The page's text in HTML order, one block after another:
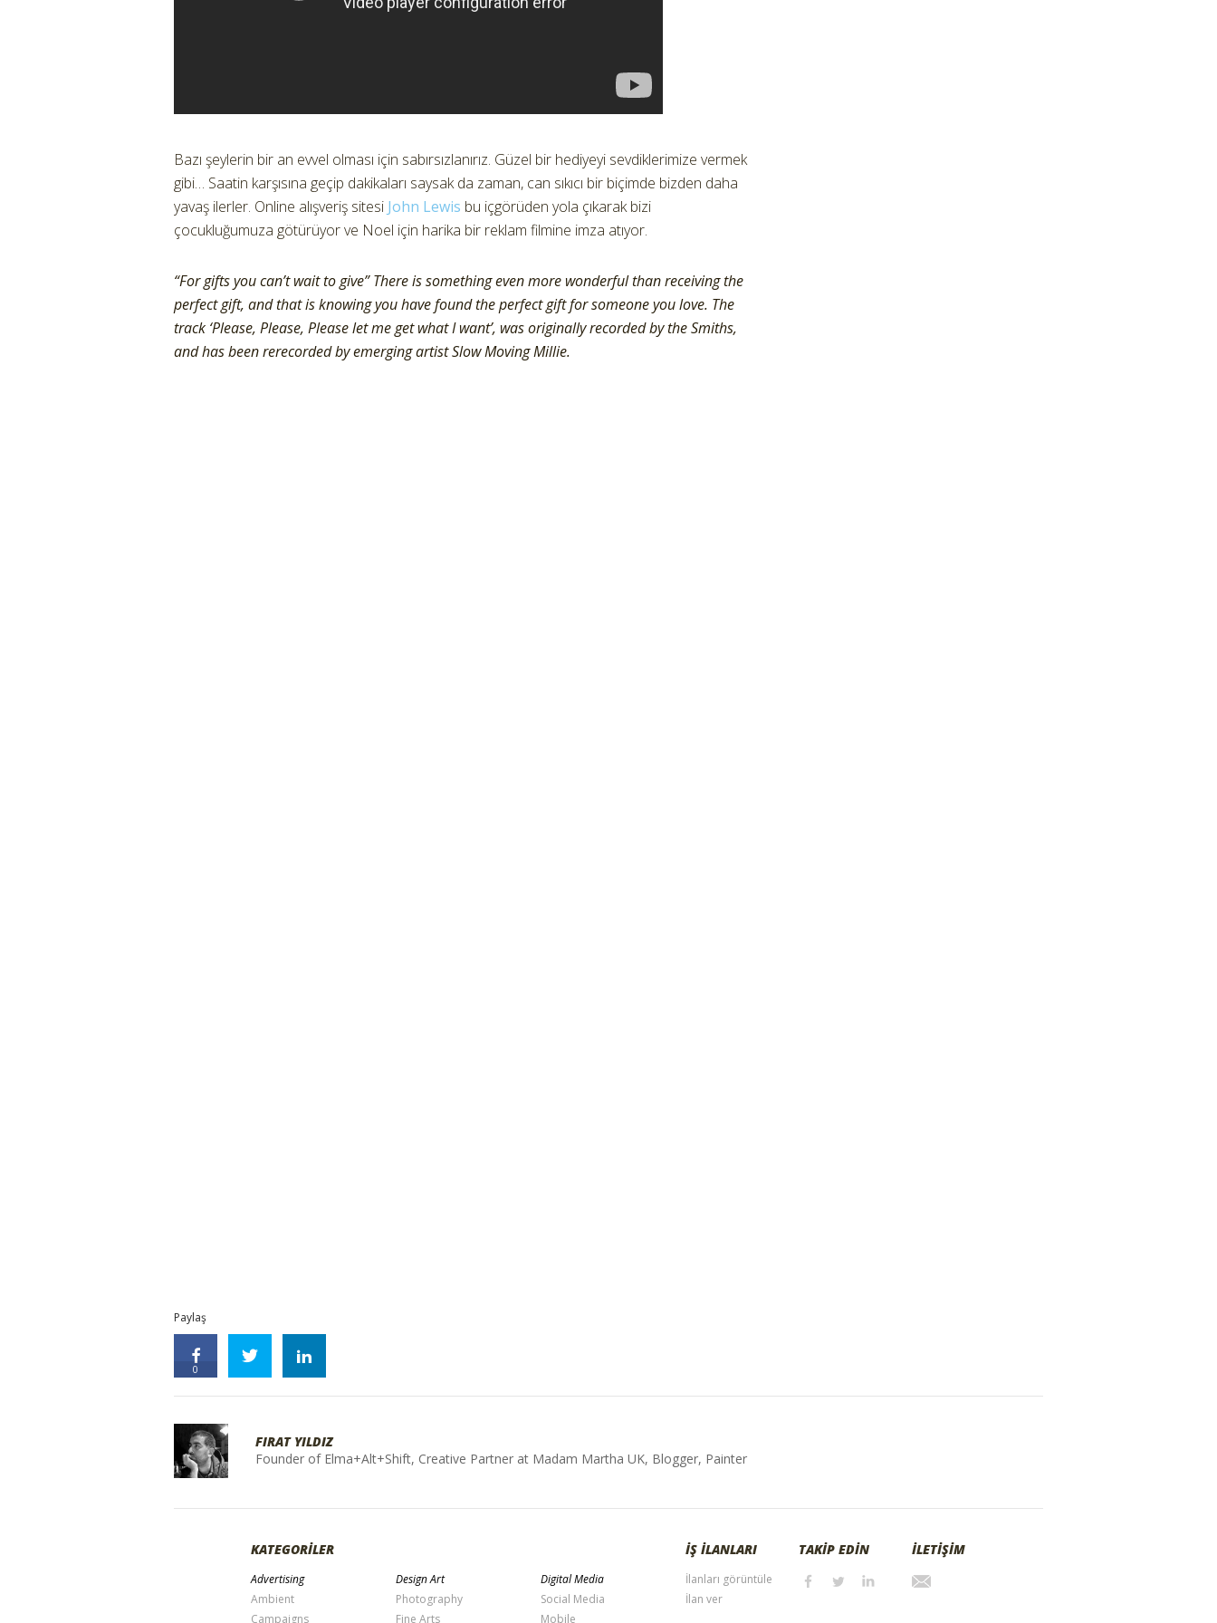
Bazı şeylerin bir an evvel olması için sabırsızlanırız. Güzel bir hediyeyi sevdiklerimize vermek
gibi… Saatin karşısına geçip dakikaları saysak da zaman, can sıkıcı bir biçimde bizden daha
yavaş ilerler. Online alışveriş sitesi John Lewis bu içgörüden yola çıkarak bizi
çocukluğumuza götürüyor ve Noel için harika bir reklam filmine imza atıyor.
“For gifts you can’t wait to give” There is something even more wonderful than receiving the
perfect gift, and that is knowing you have found the perfect gift for someone you love. The
track ‘Please, Please, Please let me get what I want’, was originally recorded by the Smiths,
and has been rerecorded by emerging artist Slow Moving Millie.
Paylaş
0
FIRAT YILDIZ
Founder of Elma+Alt+Shift, Creative Partner at Madam Martha UK, Blogger, Painter
KATEGORİLER
Advertising
Ambient
Campaigns
Design Art
Photography
Fine Arts
Digital Media
Social Media
Mobile
İŞ İLANLARI
İlanları görüntüle
İlan ver
TAKİP EDİN İLETİŞİM